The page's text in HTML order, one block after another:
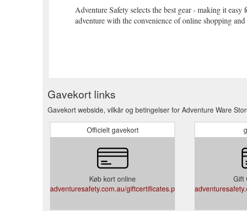
Adventure Safety selects the best gear - making it
adventure with the convenience of online shopping and
Gavekort links
Gavekort webside, vilkår og betingelser for Adventure Ware
Officielt gavekort
Køb kort online
adventuresafety.com.au/giftcertificates.php
Gift